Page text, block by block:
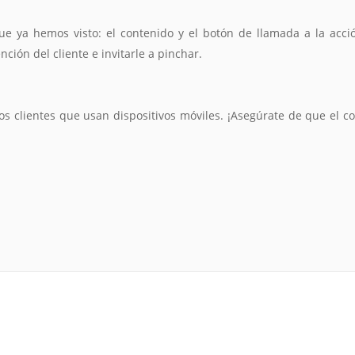
ya hemos visto: el contenido y el botón de llamada a la
del cliente e invitarle a pinchar.
clientes que usan dispositivos móviles. ¡Asegúrate de que el